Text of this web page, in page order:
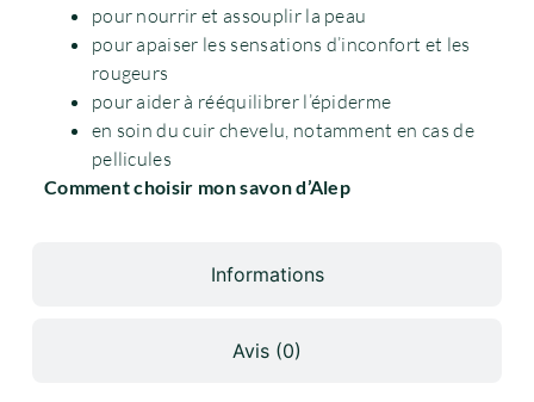
Informations
Avis (0)
pour nourrir et assouplir la peau
pour apaiser les sensations d’inconfort et les
rougeurs
pour aider à rééquilibrer l’épiderme
en soin du cuir chevelu, notamment en cas de
pellicules
Comment choisir mon savon d’Alep